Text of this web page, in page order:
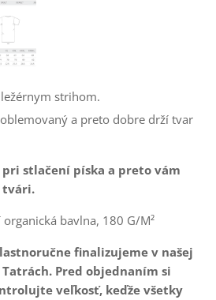
strihom.
a preto dobre drží tvar
pri stlačení píska a preto vám
tvári.
bavlna, 180 G/M²
finalizujeme v našej
Pred objednaním si
veľkosť, keďže všetky